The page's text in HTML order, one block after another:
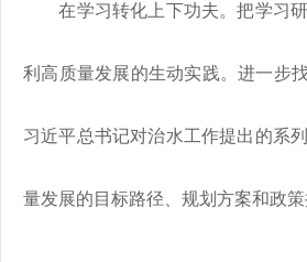
在学习转化上下功夫。把学习研
利高质量发展的生动实践。进一步
习近平总书记对治水工作提出的系
量发展的目标路径、规划方案和政策